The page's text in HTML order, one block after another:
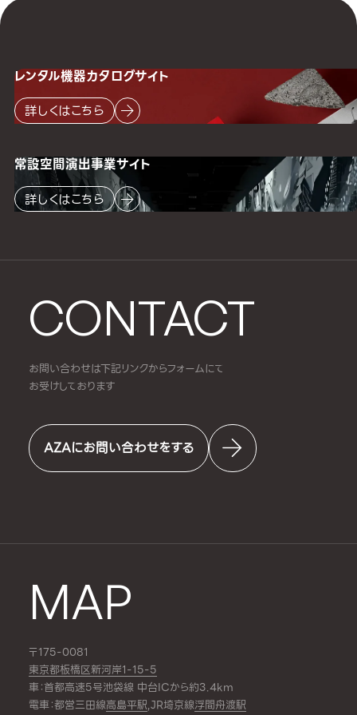
CONTACT
お問い合わせは下記リンクからフォームにて
お受けしております
AZAにお問い合わせをする
MAP
〒175-0081
東京都板橋区新河岸1-15-5
車：首都高速5号池袋線 中台ICから約3.4km
電車：都営三田線高島平駅,JR埼京線浮間舟渡駅
レンタル機器カタログサイト
詳しくはこちら
常設空間演出事業サイト
詳しくはこちら